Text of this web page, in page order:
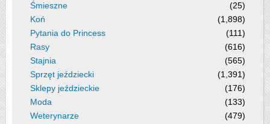
Śmieszne
(25)
Koń
(1,898)
Pytania do Princess
(111)
Rasy
(616)
Stajnia
(565)
Sprzęt jeździecki
(1,391)
Sklepy jeździeckie
(176)
Moda
(133)
Weterynarze
(479)